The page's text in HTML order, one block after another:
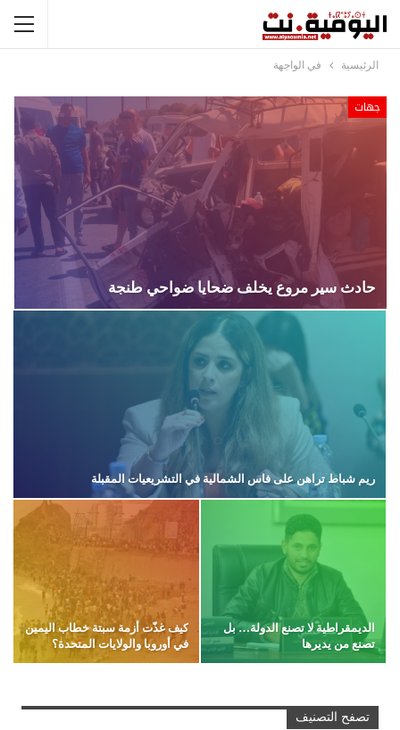
الرئيسية في الواجهة
جهات
حادث سير مروع يخلف ضحايا ضواحي طنجة
ريم شباط تراهن على فاس الشمالية في التشريعيات المقبلة
الديمقراطية لا تصنع الدولة… بل
تصنع من يديرها
كيف غذّت أزمة سبتة خطاب اليمين
في أوروبا والولايات المتحدة؟
تصفح التصنيف